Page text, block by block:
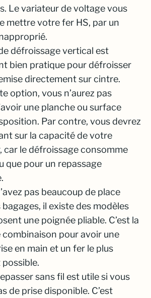
Le variateur de voltage vous
mettre votre fer HS, par un
défroissage vertical est
bien pratique pour défroisser
directement sur cintre.
option, vous n’aurez pas
une planche ou surface
Par contre, vous devrez
sur la capacité de votre
car le défroissage consomme
que pour un repassage
pas beaucoup de place
il existe des modèles
une poignée pliable. C’est la
combinaison pour avoir une
en main et un fer le plus
sans fil est utile si vous
de prise disponible. C’est